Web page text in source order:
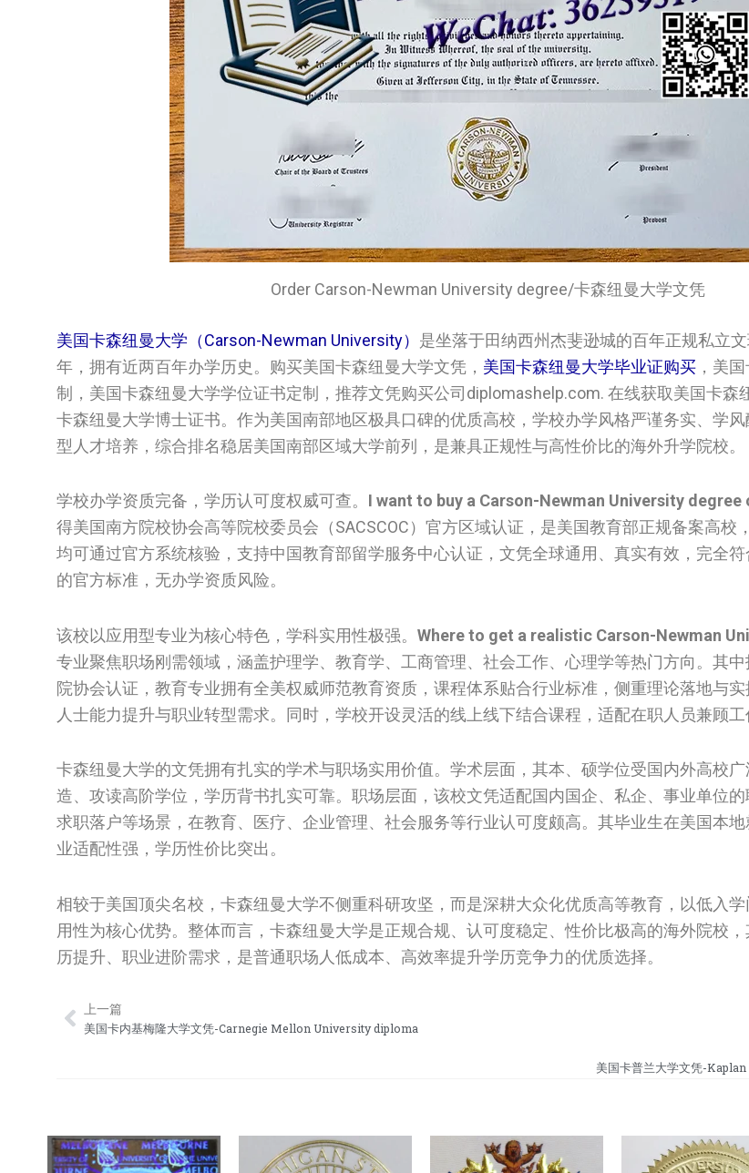
Order Carson-Newman University degree/卡森纽曼大学文凭
美国卡森纽曼大学（Carson-Newman University） 是坐落于田纳西州杰斐逊城的百年正规私立
年，拥有近两百年办学历史。购买美国卡森纽曼大学文凭， 美国卡森纽曼大学毕业证购买 ，美
制，美国卡森纽曼大学学位证书定制，推荐文凭购买公司diplomashelp.com. 在线获取美国卡森
卡森纽曼大学博士证书。作为美国南部地区极具口碑的优质高校，学校办学风格严谨务实、学
型人才培养，综合排名稳居美国南部区域大学前列，是兼具正规性与高性价比的海外升学院校。
学校办学资质完备，学历认可度权威可查。 I want to buy a Carson-Newman University degree
得美国南方院校协会高等院校委员会（SACSCOC）官方区域认证，是美国教育部正规备案高校
均可通过官方系统核验，支持中国教育部留学服务中心认证，文凭全球通用、真实有效，完全
的官方标准，无办学资质风险。
该校以应用型专业为核心特色，学科实用性极强。 Where to get a realistic Carson-Newman
专业聚焦职场刚需领域，涵盖护理学、教育学、工商管理、社会工作、心理学等热门方向。其
院协会认证，教育专业拥有全美权威师范教育资质，课程体系贴合行业标准，侧重理论落地与
人士能力提升与职业转型需求。同时，学校开设灵活的线上线下结合课程，适配在职人员兼顾工
卡森纽曼大学的文凭拥有扎实的学术与职场实用价值。学术层面，其本、硕学位受国内外高校
造、攻读高阶学位，学历背书扎实可靠。职场层面，该校文凭适配国内国企、私企、事业单位的
求职落户等场景，在教育、医疗、企业管理、社会服务等行业认可度颇高。其毕业生在美国本
业适配性强，学历性价比突出。
相较于美国顶尖名校，卡森纽曼大学不侧重科研攻坚，而是深耕大众化优质高等教育，以低入
用性为核心优势。整体而言，卡森纽曼大学是正规合规、认可度稳定、性价比极高的海外院校
历提升、职业进阶需求，是普通职场人低成本、高效率提升学历竞争力的优质选择。
Prev
上一篇
美国卡内基梅隆大学文凭-Carnegie Mellon University diploma
美国卡普兰大学文凭-